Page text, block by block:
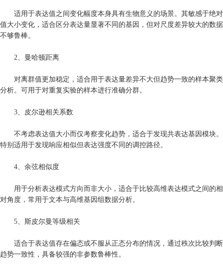
适用于表达值之间变化幅度本身具有生物意义的场景。其敏感于绝对
值大小变化，适合区分表达量显著不同的基因，但对尺度差异较大的数据
不够鲁棒。
2、曼哈顿距离
对离群值更加稳定，适合用于表达量差异不大但趋势一致的样本聚类
分析。可用于对重复实验的样本进行准确分群。
3、皮尔逊相关系数
不考虑表达值大小而仅考察变化趋势，适合于发现共表达基因模块。
特别适用于发现响应相似但表达强度不同的调控路径。
4、余弦相似度
用于分析表达模式方向而非大小，适合于比较高维表达模式之间的相
对角度，常用于文本与高维基因组数据分析。
5、斯皮尔曼等级相关
适合于表达值存在偏态或不服从正态分布的情况，通过秩次比较判断
趋势一致性，具备较强的非参数鲁棒性。